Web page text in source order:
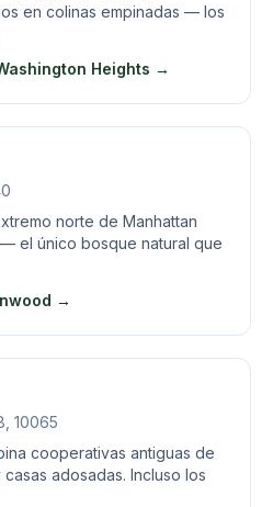
en colinas empinadas — los
Heights →
norte de Manhattan
el único bosque natural que
→
10065
cooperativas antiguas de
adosadas. Incluso los